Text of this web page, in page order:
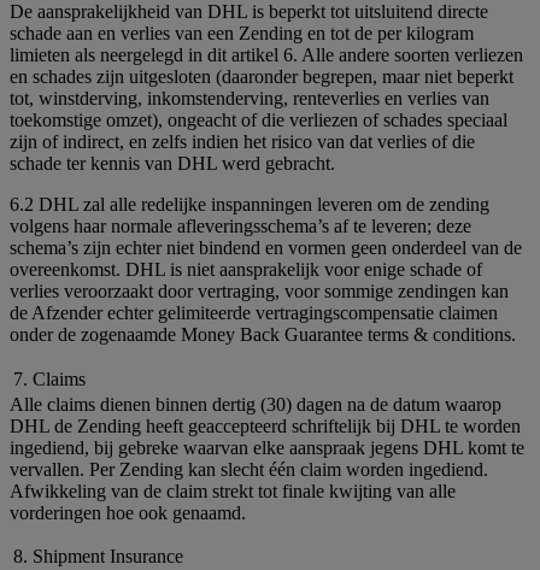
De aansprakelijkheid van DHL is beperkt tot uitsluitend directe
schade aan en verlies van een Zending en tot de per kilogram
limieten als neergelegd in dit artikel 6. Alle andere soorten verliezen
en schades zijn uitgesloten (daaronder begrepen, maar niet beperkt
tot, winstderving, inkomstenderving, renteverlies en verlies van
toekomstige omzet), ongeacht of die verliezen of schades speciaal
zijn of indirect, en zelfs indien het risico van dat verlies of die
schade ter kennis van DHL werd gebracht.
6.2 DHL zal alle redelijke inspanningen leveren om de zending
volgens haar normale afleveringsschema’s af te leveren; deze
schema’s zijn echter niet bindend en vormen geen onderdeel van de
overeenkomst. DHL is niet aansprakelijk voor enige schade of
verlies veroorzaakt door vertraging, voor sommige zendingen kan
de Afzender echter gelimiteerde vertragingscompensatie claimen
onder de zogenaamde Money Back Guarantee terms & conditions.
7. Claims
Alle claims dienen binnen dertig (30) dagen na de datum waarop
DHL de Zending heeft geaccepteerd schriftelijk bij DHL te worden
ingediend, bij gebreke waarvan elke aanspraak jegens DHL komt te
vervallen. Per Zending kan slecht één claim worden ingediend.
Afwikkeling van de claim strekt tot finale kwijting van alle
vorderingen hoe ook genaamd.
8. Shipment Insurance